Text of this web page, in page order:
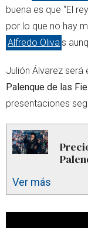
buena es que “El
por lo que no hay
Alfredo Olivas
Julión Álvarez
Palenque de las
presentaciones
Ver más